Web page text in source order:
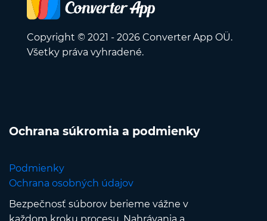
Copyright © 2021 - 2026 Converter App OÜ.
Všetky práva vyhradené.
Ochrana súkromia a podmienky
Podmienky
Ochrana osobných údajov
Bezpečnosť súborov berieme vážne v